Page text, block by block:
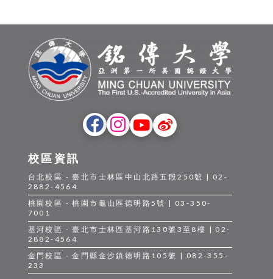
校區資訊
台北校區 - 臺北市士林區中山北路五段250號 | 02-
2882-4564
桃園校區 - 桃園市龜山區德明路5號 | 03-350-
7001
基河校區 - 臺北市士林區基河路130號3至8樓 | 02-
2882-4564
金門校區 - 金門縣金沙鎮德明路105號 | 082-355-
233